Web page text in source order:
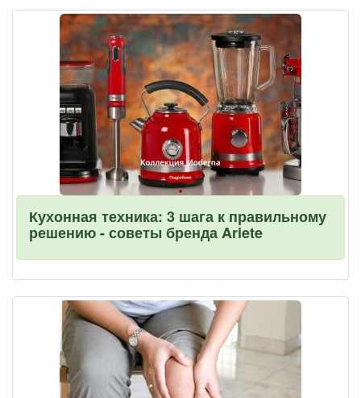
Кухонная техника: 3 шага к правильному
решению - советы бренда Ariete